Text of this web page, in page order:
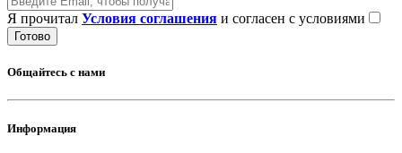
Я прочитал Условия соглашения и согласен с условиями
Готово
Общайтесь с нами
Информация